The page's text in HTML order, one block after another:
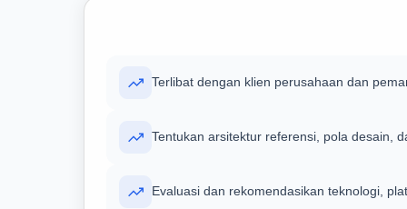
Terlibat dengan klien perusahaan dan
Tentukan arsitektur referensi, pola desain,
Evaluasi dan rekomendasikan teknologi,